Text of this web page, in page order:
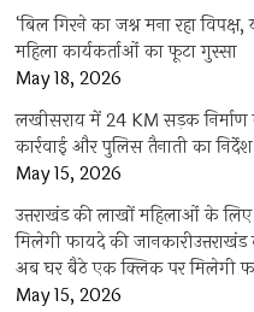
‘बिल गिरने का जश्न मना रहा
महिला कार्यकर्ताओं का फूटा गुस्सा
May 18, 2026
लखीसराय में 24 KM सड़क निर्माण
कार्रवाई और पुलिस तैनाती का निर्देश
May 15, 2026
उत्तराखंड की लाखों महिलाओं के
मिलेगी फायदे की
अब घर बैठे एक क्लिक पर मिलेगी
May 15, 2026